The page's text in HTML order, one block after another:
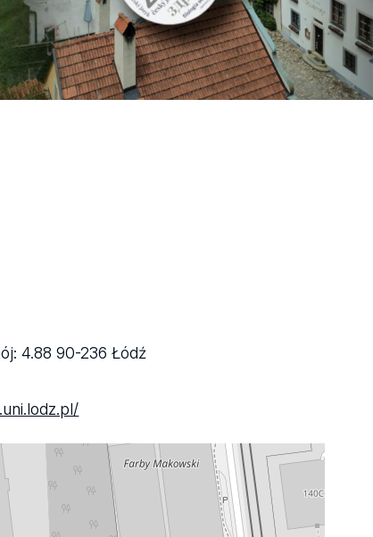
4.8890-236 Łódź